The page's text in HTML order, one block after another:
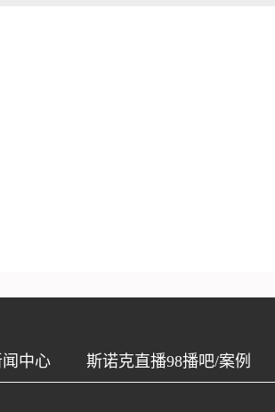
中心 斯诺克直播98播吧/案例